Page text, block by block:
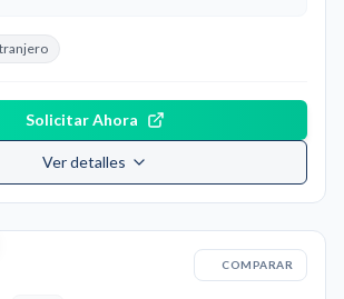
Solicitar Ahora
Ver detalles
COMPARAR